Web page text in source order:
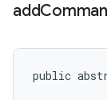
add
public